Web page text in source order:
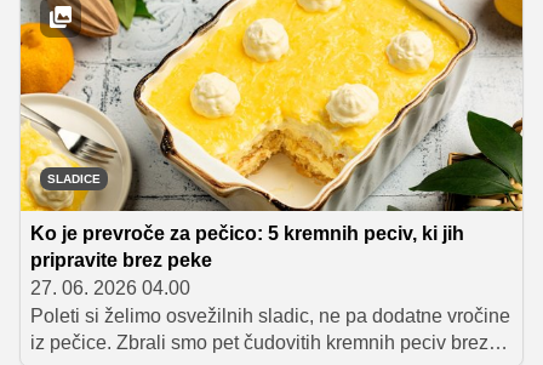
pripravljen prav iz jagodnih vršičkov oziroma pecljev.
SLADICE
Ko je prevroče za pečico: 5 kremnih peciv, ki jih
pripravite brez peke
27. 06. 2026 04.00
Poleti si želimo osvežilnih sladic, ne pa dodatne vročine
iz pečice. Zbrali smo pet čudovitih kremnih peciv brez